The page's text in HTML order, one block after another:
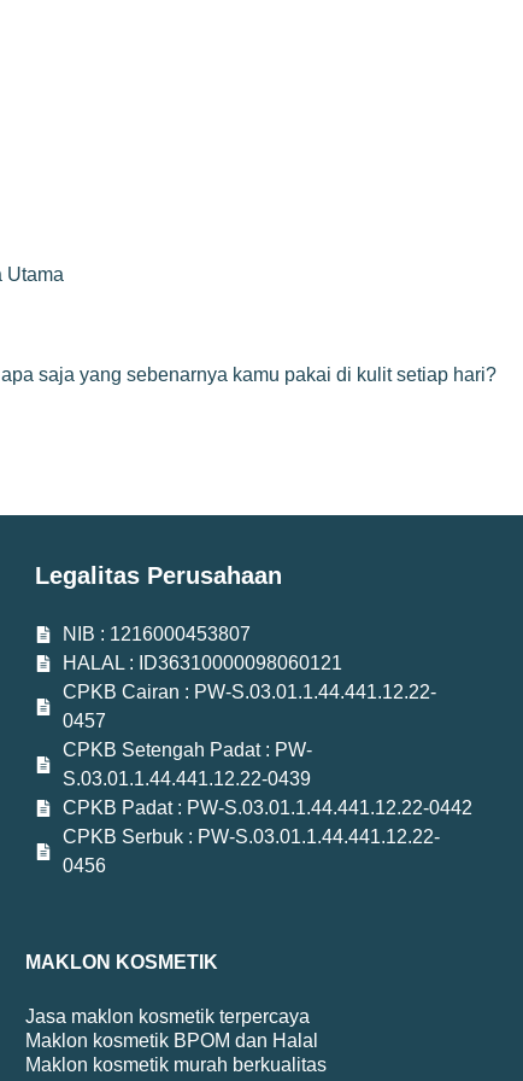
Utama
saja yang sebenarnya kamu pakai di kulit setiap hari?
Legalitas Perusahaan
NIB : 1216000453807
HALAL : ID36310000098060121
CPKB Cairan : PW-S.03.01.1.44.441.12.22-
0457
CPKB Setengah Padat : PW-
S.03.01.1.44.441.12.22-0439
CPKB Padat : PW-S.03.01.1.44.441.12.22-0442
CPKB Serbuk : PW-S.03.01.1.44.441.12.22-
0456
MAKLON KOSMETIK
Jasa maklon kosmetik terpercaya
Maklon kosmetik BPOM dan Halal
Maklon kosmetik murah berkualitas